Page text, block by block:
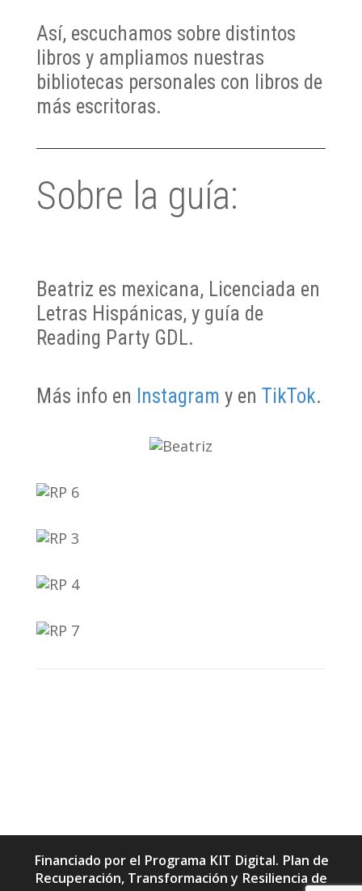
Así, escuchamos sobre distintos
libros y ampliamos nuestras
bibliotecas personales con libros de
más escritoras.
Sobre la guía:
Beatriz es mexicana, Licenciada en
Letras Hispánicas, y guía de
Reading Party GDL.
Más info en Instagram y en TikTok.
Financiado por el Programa KIT Digital. Plan de
Recuperación, Transformación y Resiliencia de